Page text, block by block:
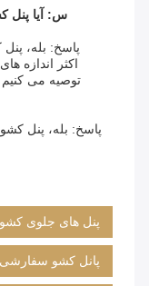
س: آیا پنل
پاسخ: بله،
اکثر اندازه
توصیه می کنیم
پاسخ: بله، پنل
پنل های جلوی
پانل کشو